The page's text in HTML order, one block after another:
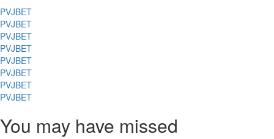
PVJBET
PVJBET
PVJBET
PVJBET
PVJBET
PVJBET
PVJBET
PVJBET
You may have missed